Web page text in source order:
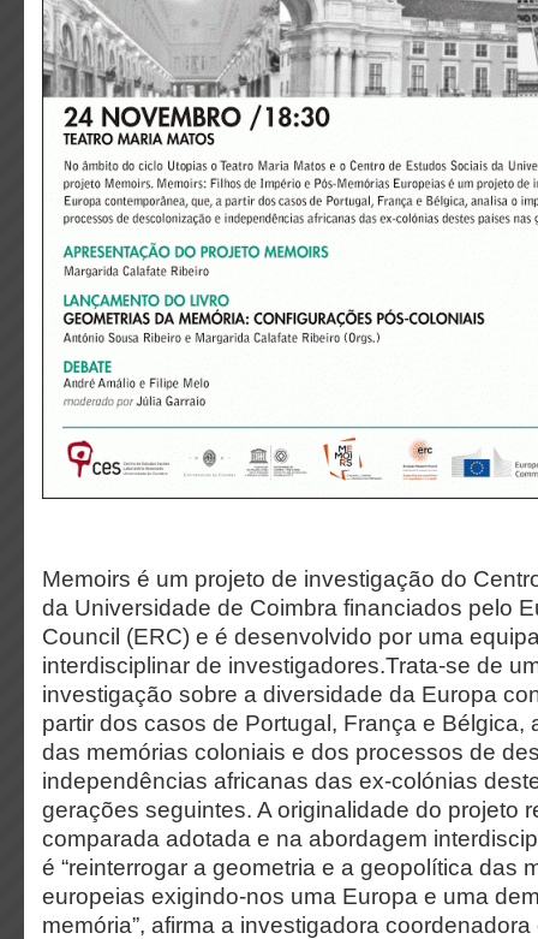
Memoirs é um projeto de investigação do
da Universidade de Coimbra financiados pelo
Council (ERC) e é desenvolvido por uma
interdisciplinar de investigadores.Trata-se de
investigação sobre a diversidade da Europa
partir dos casos de Portugal, França e Bélgica,
das memórias coloniais e dos processos de
independências africanas das ex-colónias
gerações seguintes. A originalidade do projeto
comparada adotada e na abordagem
é “reinterrogar a geometria e a geopolítica das
europeias exigindo-nos uma Europa e uma
memória”, afirma a investigadora